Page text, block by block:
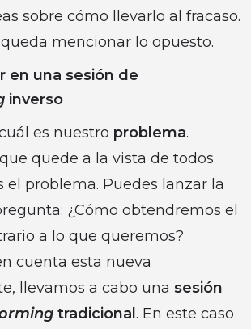
sobre cómo llevarlo al fracaso.
mencionar lo opuesto.
en una sesión de
inverso
es nuestro problema.
quede a la vista de todos
el problema. Puedes lanzar la
¿Cómo obtendremos el
a lo que queremos?
cuenta esta nueva
llevamos a cabo una sesión
tradicional. En este caso